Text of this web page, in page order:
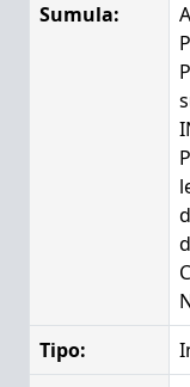
Sumula:
Tipo: